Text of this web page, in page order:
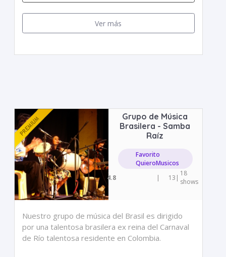
Ver más
Grupo de Música
Brasilera - Samba
Raíz
Favorito
QuieroMusicos
4.8
| 13 | 18
shows
Nuestro grupo de música del Brasil es dirigido
por una talentosa brasilera ex reina del Carnaval
de Río talentosa residente en Colombia.